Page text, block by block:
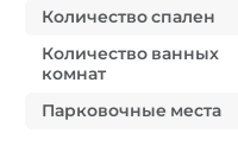
Количество спален
Количество ванных
комнат
Парковочные места